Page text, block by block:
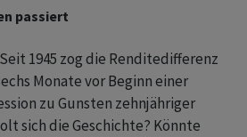
passiert
1945 zog die Renditedifferenz
Monate vor Beginn einer
zu Gunsten zehnjähriger
sich die Geschichte? Könnte